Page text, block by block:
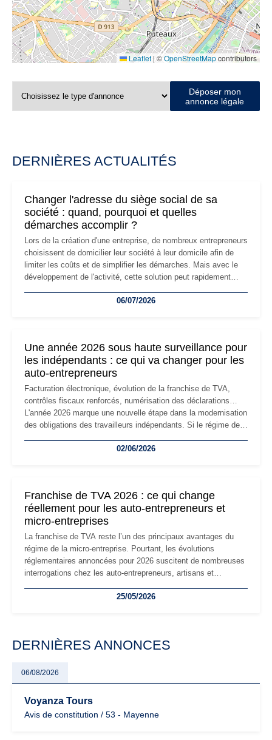
Leaflet | ©OpenStreetMapcontributors
Déposer mon
annonce légale
DERNIÈRES ACTUALITÉS
Changer l'adresse du siège social de sa
société : quand, pourquoi et quelles
démarches accomplir ?
Lors de la création d'une entreprise, de nombreux entrepreneurs
choisissent de domicilier leur société à leur domicile afin de
limiter les coûts et de simplifier les démarches. Mais avec le
développement de l'activité, cette solution peut rapidement
professionnels, recrutement, image de marque… Le
06/07/2026
Une année 2026 sous haute surveillance pour
les indépendants : ce qui va changer pour les
auto-entrepreneurs
Facturation électronique, évolution de la franchise de TVA,
contrôles fiscaux renforcés, numérisation des déclarations…
L'année 2026 marque une nouvelle étape dans la modernisation
des obligations des travailleurs indépendants. Si le régime de
les auto-entrepreneurs devront s'adapter à un environnement
02/06/2026
Franchise de TVA 2026 : ce qui change
réellement pour les auto-entrepreneurs et
micro-entreprises
La franchise de TVA reste l’un des principaux avantages du
régime de la micro-entreprise. Pourtant, les évolutions
réglementaires annoncées pour 2026 suscitent de nombreuses
interrogations chez les auto-entrepreneurs, artisans et
facturation ou risque de bascule vers la TVA : les règles
25/05/2026
DERNIÈRES ANNONCES
06/08/2026
Voyanza Tours
Avis de constitution / 53 - Mayenne